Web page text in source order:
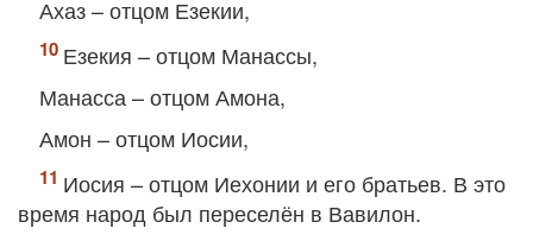
Ахаз – отцом Езекии,
Езекия – отцом Манассы,
Манасса – отцом Амона,
Амон – отцом Иосии,
Иосия – отцом Иехонии и его братьев. В это
время народ был переселён в Вавилон.